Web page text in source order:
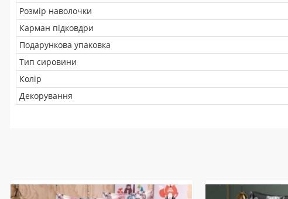
Розмір наволочки
Карман підковдри
Подарункова упаковка
Тип сировини
Колір
Декорування